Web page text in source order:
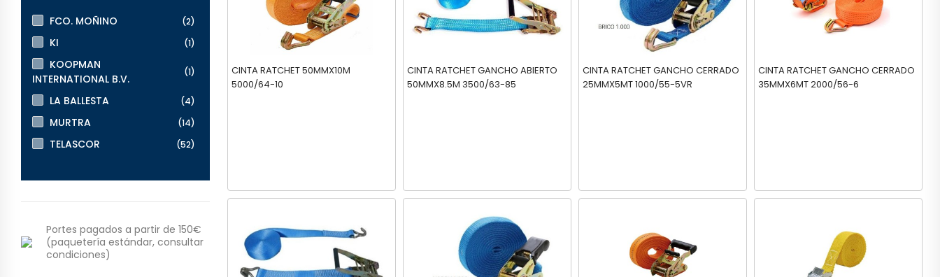
CINTA RATCHET 50MMX10M
5000/64-10
CINTA RATCHET GANCHO ABIERTO
50MMX8.5M 3500/63-85
CINTA RATCHET GANCHO CERRADO
25MMX5MT 1000/55-5VR
CINTA RATCHET GANCHO CERRADO
35MMX6MT 2000/56-6
FCO. MOÑINO (2)
KI (1)
KOOPMAN
INTERNATIONAL B.V.
(1)
LA BALLESTA (4)
MURTRA (14)
TELASCOR (52)
Portes pagados a partir de 150€
(paquetería estándar, consultar
condiciones)